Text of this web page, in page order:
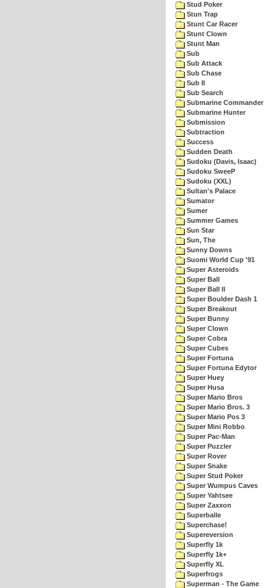
Stud Poker
Stun Trap
Stunt Car Racer
Stunt Clown
Stunt Man
Sub
Sub Attack
Sub Chase
Sub II
Sub Search
Submarine Commander
Submarine Hunter
Submission
Subtraction
Success
Sudden Death
Sudoku (Davis, Isaac)
Sudoku SweeP
Sudoku (XXL)
Sultan's Palace
Sumator
Sumer
Summer Games
Sun Star
Sun, The
Sunny Downs
Suomi World Cup '91
Super Asteroids
Super Ball
Super Ball II
Super Boulder Dash 1
Super Breakout
Super Bunny
Super Clown
Super Cobra
Super Cubes
Super Fortuna
Super Fortuna Edytor
Super Huey
Super Husa
Super Mario Bros
Super Mario Bros. 3
Super Mario Pos 3
Super Mini Robbo
Super Pac-Man
Super Puzzler
Super Rover
Super Snake
Super Stud Poker
Super Wumpus Caves
Super Yahtsee
Super Zaxxon
Superballe
Superchase!
Supereversion
Superfly 1k
Superfly 1k+
Superfly XL
Superfrogs
Superman - The Game